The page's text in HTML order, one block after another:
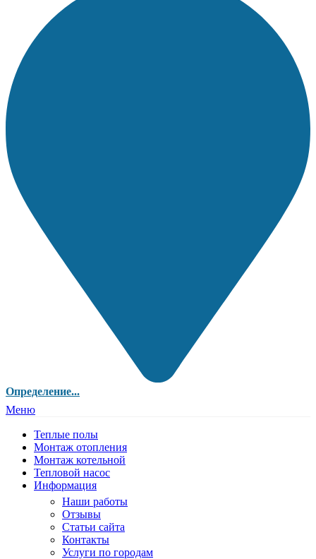
Определение...
Меню
Теплые полы
Монтаж отопления
Монтаж котельной
Тепловой насос
Информация
Наши работы
Отзывы
Статьи сайта
Контакты
Услуги по городам